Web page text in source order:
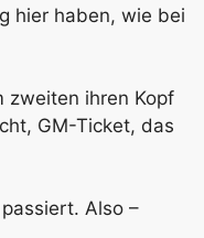
hier haben, wie bei
zweiten ihren Kopf
GM-Ticket, das
Also –